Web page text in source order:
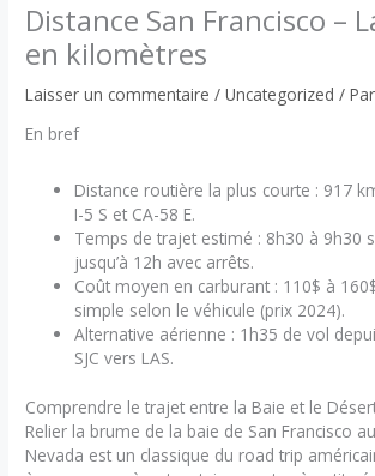
Distance San Francisco –
en kilomètres
Laisser un commentaire /Uncategorized /
En bref
Distance routière la plus courte : 917
I-5 S et CA-58 E.
Temps de trajet estimé : 8h30 à 9h30
jusqu’à 12h avec arrêts.
Coût moyen en carburant : 110$ à
simple selon le véhicule (prix 2024).
Alternative aérienne : 1h35 de vol
SJC vers LAS.
Comprendre le trajet entre la Baie et le
Relier la brume de la baie de San Francisco
Nevada est un classique du road trip